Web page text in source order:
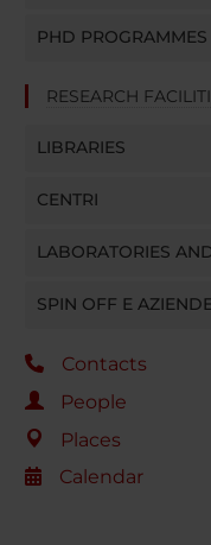
PHD PROGRAMMES
RESEARCH
LIBRARIES
CENTRI
LABORATORIES
SPIN OFF E
Contacts
People
Places
Calendar